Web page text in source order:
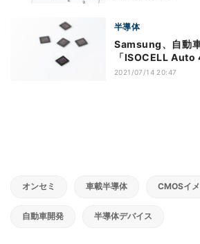
半導体
Samsung、自動
「ISOCELL Auto
2021/07/14 20:47
オンセミ 車載半導体 CMOSイ
自動車開発 半導体デバイス